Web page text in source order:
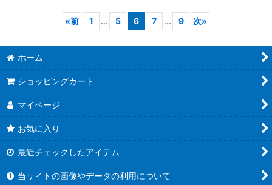
«前 1 ... 5 6 7 ... 9 次»
ホーム
ショッピングカート
マイページ
お気に入り
最近チェックしたアイテム
当サイトの画像やデータの利用について